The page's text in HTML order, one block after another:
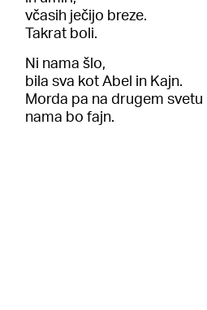
včasih ječijo breze.
Takrat boli.
Ni nama šlo,
bila sva kot Abel in Kajn.
Morda pa na drugem svetu
nama bo fajn.